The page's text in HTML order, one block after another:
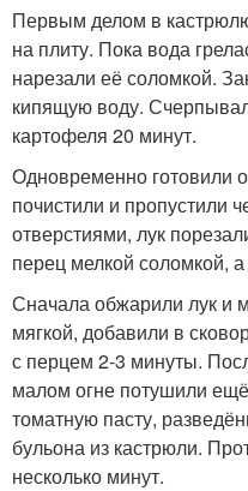
Первым делом в
на плиту. Пока вода
нарезали её соломкой.
кипящую воду.
картофеля 20 минут.
Одновременно готовили
почистили и пропустили
отверстиями, лук
перец мелкой соломкой,
Сначала обжарили лук и
мягкой, добавили в
с перцем 2-3 минуты.
малом огне потушили
томатную пасту,
бульона из кастрюли.
несколько минут.